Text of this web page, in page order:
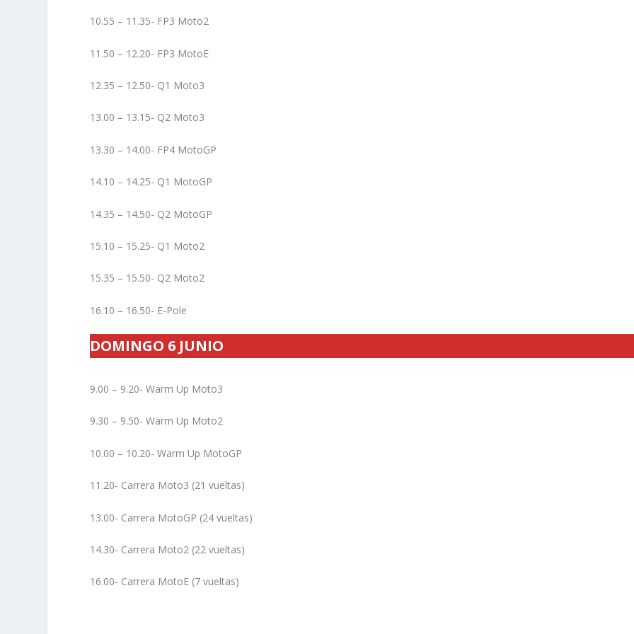
10.55 – 11.35- FP3 Moto2
11.50 – 12.20- FP3 MotoE
12.35 – 12.50- Q1 Moto3
13.00 – 13.15- Q2 Moto3
13.30 – 14.00- FP4 MotoGP
14.10 – 14.25- Q1 MotoGP
14.35 – 14.50- Q2 MotoGP
15.10 – 15.25- Q1 Moto2
15.35 – 15.50- Q2 Moto2
16.10 – 16.50- E-Pole
DOMINGO 6 JUNIO
9.00 – 9.20- Warm Up Moto3
9.30 – 9.50- Warm Up Moto2
10.00 – 10.20- Warm Up MotoGP
11.20- Carrera Moto3 (21 vueltas)
13.00- Carrera MotoGP (24 vueltas)
14.30- Carrera Moto2 (22 vueltas)
16.00- Carrera MotoE (7 vueltas)